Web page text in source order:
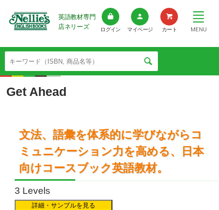
英語教材専門
店ネリーズ
ログイン マイページ カート MENU
Get Ahead
文法、語彙を体系的に学びながらコ
ミュニケーション力を高める、日本
向けコースブック英語教材。
3 Levels
詳細・サンプルを見る